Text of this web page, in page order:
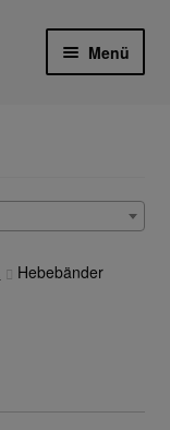
Menü
Hebebänder